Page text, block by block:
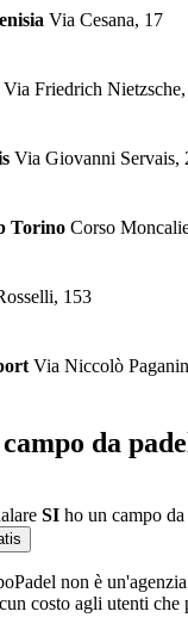
Via Cesana, 17
Via Friedrich
Via Giovanni Servais,
Torino Corso
153
Via Niccolò
da
SI ho un campo da
non è
costo agli utenti che